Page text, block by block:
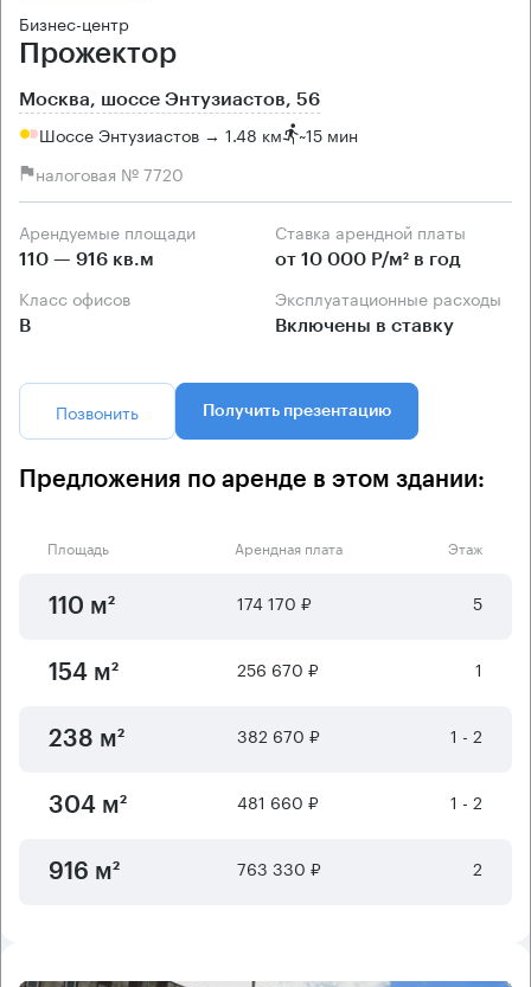
Бизнес-центр
Прожектор
Москва, шоссе Энтузиастов, 56
Шоссе Энтузиастов → 1.48 км ~15 мин
налоговая № 7720
Арендуемые площади
110 — 916 кв.м
Ставка арендной платы
от 10 000 Р/м² в год
Класс офисов
B
Эксплуатационные расходы
Включены в ставку
Позвонить Получить презентацию
Предложения по аренде в этом здании:
Площадь Арендная плата Этаж
110 м² 174 170 ₽ 5
154 м² 256 670 ₽ 1
238 м² 382 670 ₽ 1 - 2
304 м² 481 660 ₽ 1 - 2
916 м² 763 330 ₽ 2